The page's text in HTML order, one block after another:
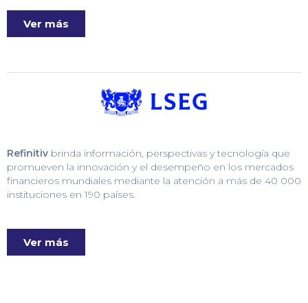
Ver más
Refinitiv brinda información, perspectivas y tecnología que
promueven la innovación y el desempeño en los mercados
financieros mundiales mediante la atención a más de 40 000
instituciones en 190 países.
Ver más